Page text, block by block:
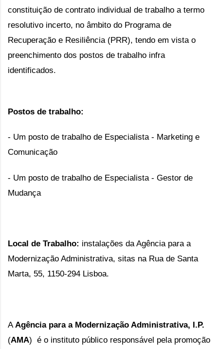
constituição de contrato individual de trabalho a termo
resolutivo incerto, no âmbito do Programa de
Recuperação e Resiliência (PRR), tendo em vista o
preenchimento dos postos de trabalho infra
identificados.
Postos de trabalho:
- Um posto de trabalho de Especialista - Marketing e
Comunicação
- Um posto de trabalho de Especialista - Gestor de
Mudança
Local de Trabalho: instalações da Agência para a
Modernização Administrativa, sitas na Rua de Santa
Marta, 55, 1150-294 Lisboa.
A Agência para a Modernização Administrativa, I.P.
(AMA) é o instituto público responsável pela promoção